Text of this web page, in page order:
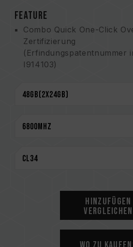
FEATURE
Combo Quick One-Click
Zertifizierung
(Erfindungspatentnummer
I914103)
Sorgfältig geschichtete,
außergewöhnliche
Hochwertiger IC mit
On-Die ECC für ein
Lebenslange Garantie
Eine vollständige Liste der
Hinzufügen
Vergleichen